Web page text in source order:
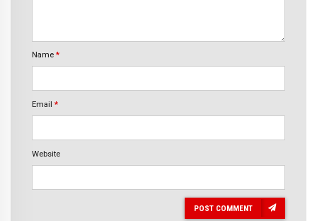
Name *
Email *
Website
POST COMMENT